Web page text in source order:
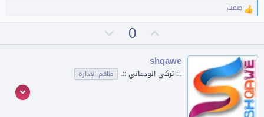
ا
ل
ا
ع
ل
ا
ت
:
صمت
أ
ي
0 ص
و
ي
shqawe
.:: تركي الودعاني ::. طاقم الإدارة